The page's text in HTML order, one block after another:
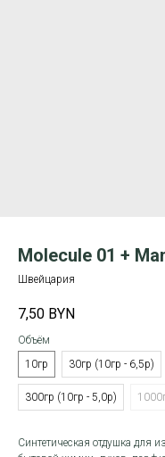
Molecule 01 +
Швейцария
7,50 BYN
Объём
10гр
30гр (10гр - 6,5р)
300гр (10гр - 5,0р)
Синтетическая отдушка для